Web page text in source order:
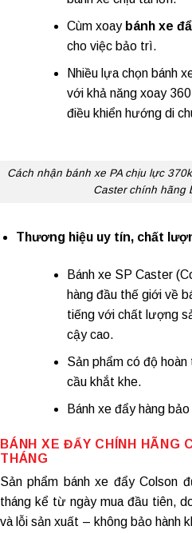
Cùm xoay bánh xe
cho việc bảo trì.
Nhiều lựa chọn bánh
với khả năng xoay
điều khiển hướng di
Cách nhận bánh xe PA chịu lực
Caster chính hãng
Thương hiệu uy tín, chất
Bánh xe SP Caster
hàng đầu thế giới về
tiếng với chất lượng
cậy cao.
Sản phẩm có độ
cầu khắt khe.
Bánh xe đẩy hàng
BÁNH XE ĐẨY CHÍNH HÃNG
THÁNG
Sản phẩm bánh xe đẩy Colson
tháng kể từ ngày mua đầu tiên,
và lỗi sản xuất – không bảo hành